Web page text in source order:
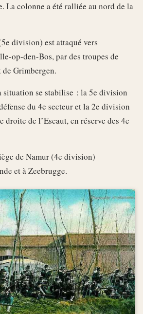
La colonne a été ralliée au nord de la
division) est attaqué vers
op-den-Bos, par des troupes de
de Grimbergen.
situation se stabilise : la 5e division
du 4e secteur et la 2e division
droite de l’Escaut, en réserve des 4e
de Namur (4e division)
et à Zeebrugge.